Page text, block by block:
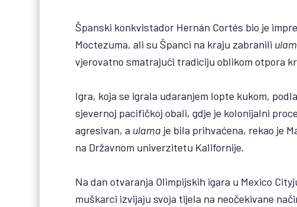
Španski konkvistador Hernán Cortés bio je
Moctezuma, ali su Španci na kraju zabranili
vjerovatno smatrajući tradiciju oblikom otpora
Igra, koja se igrala udaranjem lopte kukom,
sjevernoj pacifičkoj obali, gdje je kolonijalni
agresivan, a ulama je bila prihvaćena, rekao je
na Državnom univerzitetu Kalifornije.
Na dan otvaranja Olimpijskih igara u Mexico
muškarci izvijaju svoja tijela na neočekivane